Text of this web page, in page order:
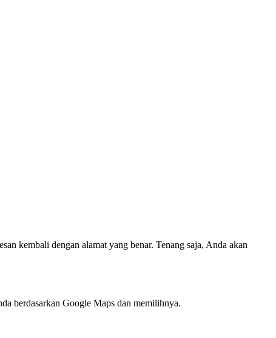
kembali dengan alamat yang benar. Tenang saja, Anda akan
berdasarkan Google Maps dan memilihnya.